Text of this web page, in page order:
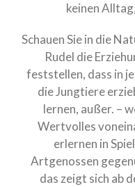
keinen
Schauen Sie in die
Rudel die
feststellen, dass in
die Jungtiere
lernen, außer. –
Wertvolles
erlernen in
Artgenossen
das zeigt sich ab